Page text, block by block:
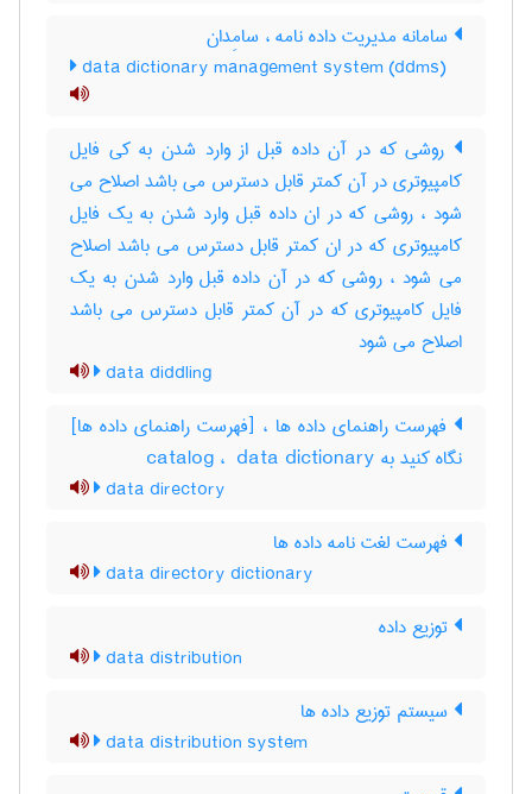
سامانه مدیریت داده‌ نامه ، سامِدان
data dictionary management system (ddms)
روشی که در آن داده قبل از وارد شدن به کی فایل
کامپیوتری در آن کمتر قابل دسترس می باشد اصلاح می
شود ، روشی که در ان داده قبل وارد شدن به یک فایل
کامپیوتری که در ان کمتر قابل دسترس می باشد اصلاح
می شود ، روشی که در آن داده قبل وارد شدن به یک
فایل کامپیوتری که در آن کمتر قابل دسترس می باشد
اصلاح می شود
data diddling
فهرست راهنمای داده ها ، [فهرست راهنمای داده ها]
نگاه کنید به ‎ catalog ، ‎ data dictionary
data directory
فهرست لغت نامه داده ها
data directory dictionary
توزیع داده
data distribution
سیستم توزیع داده ها
data distribution system